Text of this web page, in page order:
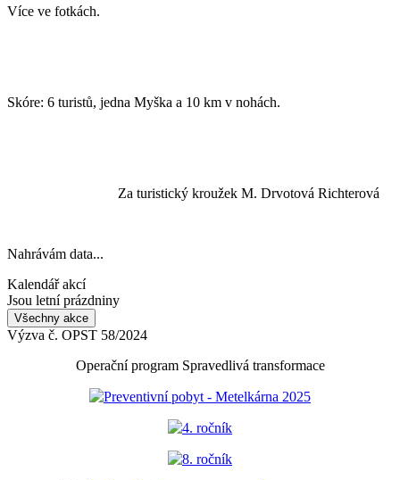
Více ve fotkách.
Skóre: 6 turistů, jedna Myška a 10 km v nohách.
Za turistický kroužek M. Drvotová Richterová
Nahrávám data...
Kalendář akcí
Jsou letní prázdniny
Všechny akce
Výzva č. OPST 58/2024
Operační program Spravedlivá transformace
Preventivní pobyt - Metelkárna 2025
4. ročník
8. ročník